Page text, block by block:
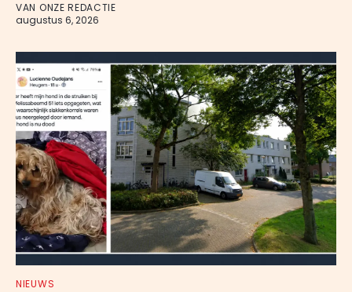
VAN ONZE REDACTIE
augustus 6, 2026
NIEUWS